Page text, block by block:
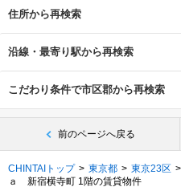
住所から再検索
沿線・最寄り駅から再検索
こだわり条件で市区郡から再検索
前のページへ戻る
CHINTAIトップ 東京都 東京23区
ａ 新宿横寺町 1階の賃貸物件